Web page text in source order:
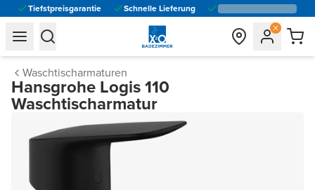
Tiefstpreisgarantie Schnelle Lieferung
general.navigation.toggle_menu.label
general.navigation.toggle_menu.label
Waschtischarmaturen
Hansgrohe Logis 110
Waschtischarmatur